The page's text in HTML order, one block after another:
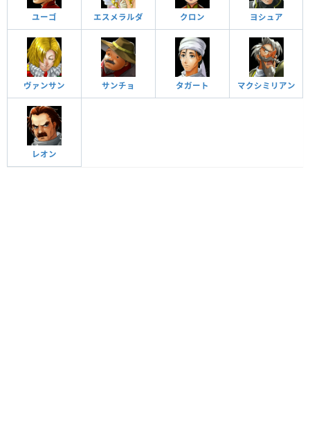
ユーゴ エスメラルダ クロン ヨシュア
ヴァンサン サンチョ タガート マクシミリアン
レオン